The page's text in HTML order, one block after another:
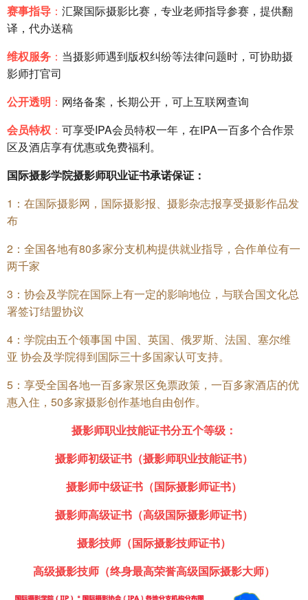
赛事指导 ： 汇聚国际摄影比赛，专业老师指导参赛，提供翻
译，代办送稿
维权服务 ： 当摄影师遇到版权纠纷等法律问题时，可协助摄
影师打官司
公开透明 ： 网络备案，长期公开，可上互联网查询
会员特权 ： 可享受IPA会员特权一年，在IPA一百多个合作景
区及酒店享有优惠或免费福利。
国际摄影学院摄影师职业证书承诺保证：
1：在国际摄影网，国际摄影报、摄影杂志报享受摄影作品发
布
2：全国各地有80多家分支机构提供就业指导，合作单位有一
两千家
3：协会及学院在国际上有一定的影响地位，与联合国文化总
署签订结盟协议
4：学院由五个领事国 中国、英国、俄罗斯、法国、塞尔维
亚 协会及学院得到国际三十多国家认可支持。
5：享受全国各地一百多家景区免票政策，一百多家酒店的优
惠入住，50多家摄影创作基地自由创作。
摄影师职业技能证书分五个等级：
摄影师初级证书（摄影师职业技能证书）
摄影师中级证书（国际摄影师证书）
摄影师高级证书（高级国际摄影师证书）
摄影技师（国际摄影技师证书）
高级摄影技师（终身最高荣誉高级国际摄影大师）